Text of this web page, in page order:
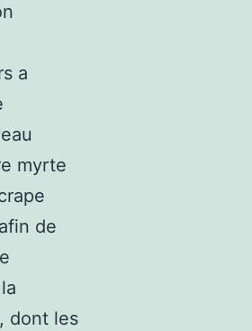
a
myrte
de
dont les